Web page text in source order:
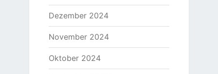
Dezember 2024
November 2024
Oktober 2024